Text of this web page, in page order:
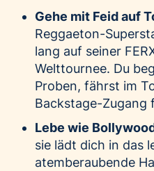
Gehe mit Feid auf
Reggaeton-
lang auf seiner
Welttournee. Du
Proben, fährst im
Backstage-Zugang
Lebe wie
sie lädt dich in das
atemberaubende